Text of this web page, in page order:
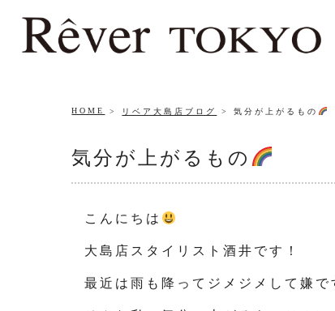
HOME リベア大島店ブログ 気分が上がるもの
気分が上がるもの
こんにちは
大島店スタイリスト酒井です！
最近は雨も降ってジメジメして嫌で